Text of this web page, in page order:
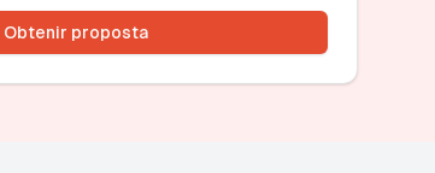
Obtenir proposta